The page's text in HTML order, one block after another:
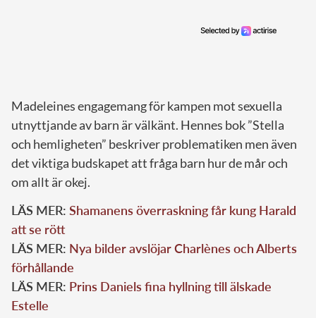
Madeleines engagemang för kampen mot sexuella
utnyttjande av barn är välkänt. Hennes bok ”Stella
och hemligheten” beskriver problematiken men även
det viktiga budskapet att fråga barn hur de mår och
om allt är okej.
LÄS MER: Shamanens överraskning får kung Harald
att se rött
LÄS MER: Nya bilder avslöjar Charlènes och Alberts
förhållande
LÄS MER: Prins Daniels fina hyllning till älskade
Estelle